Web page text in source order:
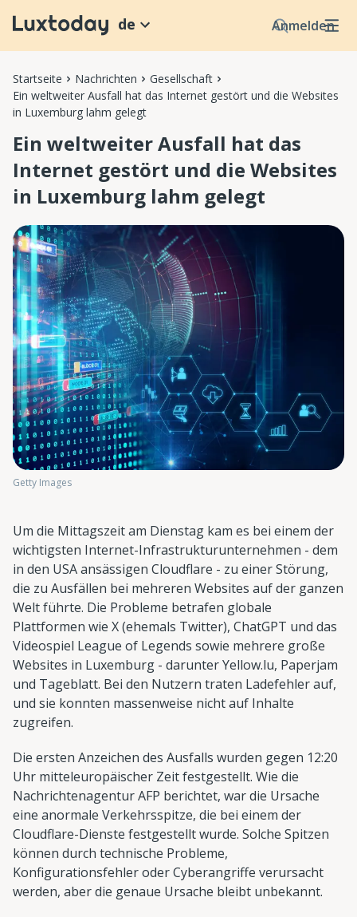
Anmelden
de
Startseite Nachrichten
Gesellschaft
Ein weltweiter Ausfall hat das Internet gestört und die Websites
in Luxemburg lahm gelegt
Ein weltweiter Ausfall hat das
Internet gestört und die Websites
in Luxemburg lahm gelegt
Getty Images
Um die Mittagszeit am Dienstag kam es bei einem der
wichtigsten Internet-Infrastrukturunternehmen - dem
in den USA ansässigen Cloudflare - zu einer Störung,
die zu Ausfällen bei mehreren Websites auf der ganzen
Welt führte. Die Probleme betrafen globale
Plattformen wie X (ehemals Twitter), ChatGPT und das
Videospiel League of Legends sowie mehrere große
Websites in Luxemburg - darunter Yellow.lu, Paperjam
und Tageblatt. Bei den Nutzern traten Ladefehler auf,
und sie konnten massenweise nicht auf Inhalte
zugreifen.
Die ersten Anzeichen des Ausfalls wurden gegen 12:20
Uhr mitteleuropäischer Zeit festgestellt. Wie die
Nachrichtenagentur AFP berichtet, war die Ursache
eine anormale Verkehrsspitze, die bei einem der
Cloudflare-Dienste festgestellt wurde. Solche Spitzen
können durch technische Probleme,
Konfigurationsfehler oder Cyberangriffe verursacht
werden, aber die genaue Ursache bleibt unbekannt.